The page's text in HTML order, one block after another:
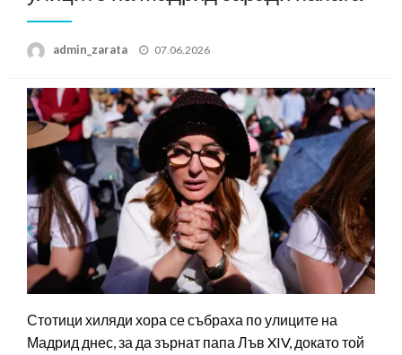
admin_zarata
Posted
07.06.2026
Стотици хиляди хора се събраха по улиците на
Мадрид днес, за да зърнат папа Лъв XIV, докато той